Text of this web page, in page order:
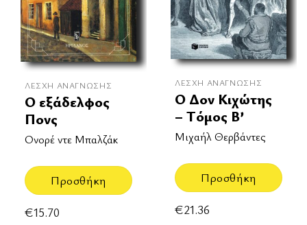
ΛΈΣΧΗ ΑΝΆΓΝΩΣΗΣ
Ο εξάδελφος
Πονς
Ονορέ ντε Μπαλζάκ
Προσθήκη
€15.70
ΛΈΣΧΗ ΑΝΆΓΝΩΣΗΣ
Ο Δον Κιχώτης
– Τόμος Β’
Μιχαήλ Θερβάντες
Προσθήκη
€21.36